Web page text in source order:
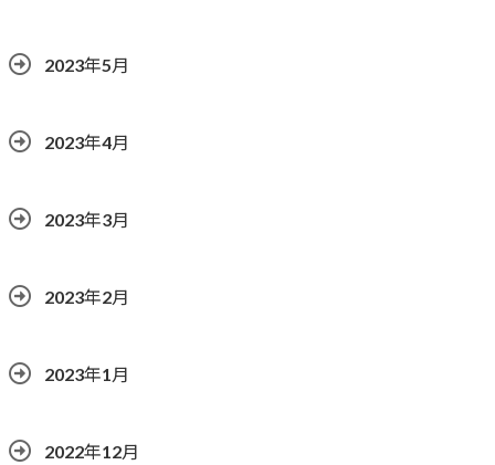
2023年5月
2023年4月
2023年3月
2023年2月
2023年1月
2022年12月